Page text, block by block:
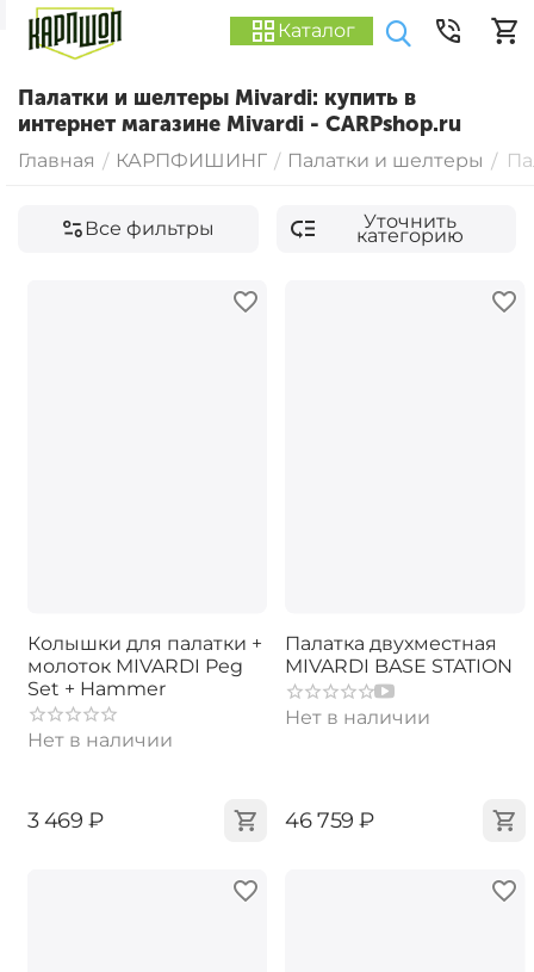
Каталог
Палатки и шелтеры Mivardi: купить в
интернет магазине Mivardi - CARPshop.ru
Главная / КАРПФИШИНГ / Палатки и шелтеры /
Все фильтры Уточнить
категорию
Колышки для палатки +
молоток MIVARDI Peg
Set + Hammer
Нет в наличии
‍3 469‍ ₽
Палатка двухместная
MIVARDI BASE STATION
Нет в наличии
‍46 759‍ ₽